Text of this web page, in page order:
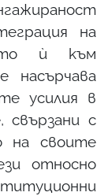
на
ѝ към
насърчава
усилия в
свързани с
на своите
относно